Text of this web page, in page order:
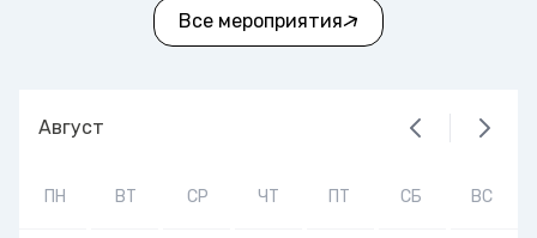
Все мероприятия
Август
ПН ВТ СР ЧТ ПТ СБ ВС